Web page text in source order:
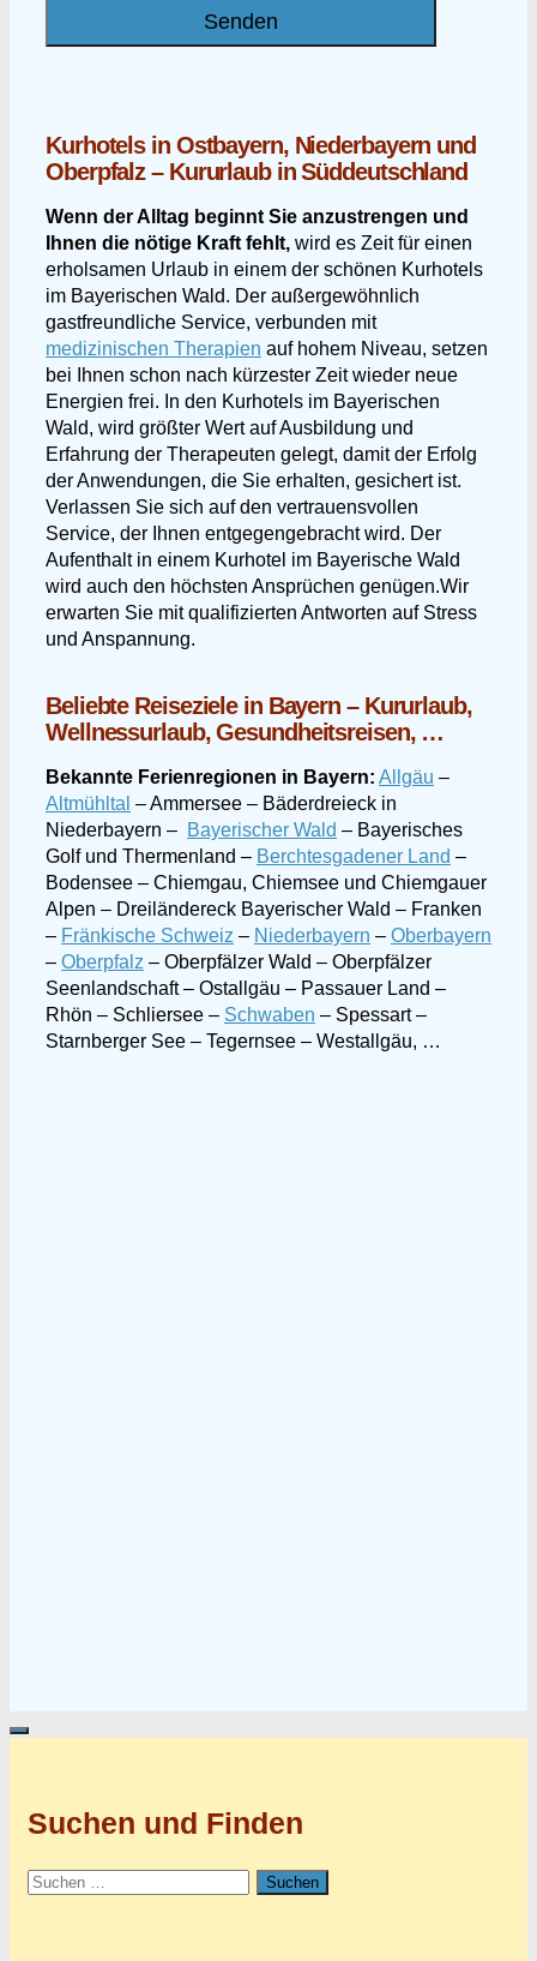
Kurhotels in Ostbayern, Niederbayern und
Oberpfalz – Kururlaub in Süddeutschland
Wenn der Alltag beginnt Sie anzustrengen und
Ihnen die nötige Kraft fehlt, wird es Zeit für einen
erholsamen Urlaub in einem der schönen Kurhotels
im Bayerischen Wald. Der außergewöhnlich
gastfreundliche Service, verbunden mit
medizinischen Therapien auf hohem Niveau, setzen
bei Ihnen schon nach kürzester Zeit wieder neue
Energien frei. In den Kurhotels im Bayerischen
Wald, wird größter Wert auf Ausbildung und
Erfahrung der Therapeuten gelegt, damit der Erfolg
der Anwendungen, die Sie erhalten, gesichert ist.
Verlassen Sie sich auf den vertrauensvollen
Service, der Ihnen entgegengebracht wird. Der
Aufenthalt in einem Kurhotel im Bayerische Wald
wird auch den höchsten Ansprüchen genügen.Wir
erwarten Sie mit qualifizierten Antworten auf Stress
und Anspannung.
Beliebte Reiseziele in Bayern – Kururlaub,
Wellnessurlaub, Gesundheitsreisen, …
Bekannte Ferienregionen in Bayern: Allgäu –
Altmühltal – Ammersee – Bäderdreieck in
Niederbayern – Bayerischer Wald – Bayerisches
Golf und Thermenland – Berchtesgadener Land –
Bodensee – Chiemgau, Chiemsee und Chiemgauer
Alpen – Dreiländereck Bayerischer Wald – Franken
– Fränkische Schweiz – Niederbayern – Oberbayern
– Oberpfalz – Oberpfälzer Wald – Oberpfälzer
Seenlandschaft – Ostallgäu – Passauer Land –
Rhön – Schliersee – Schwaben – Spessart –
Starnberger See – Tegernsee – Westallgäu, …
Suchen und Finden
Suchen
nach: